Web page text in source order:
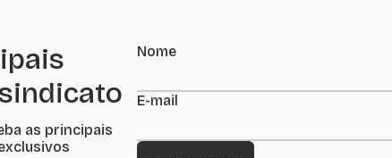
as principais
Nome
E-mail